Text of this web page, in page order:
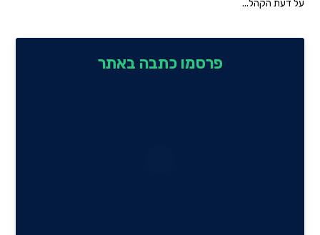
על דעת הקהל...
פרסמו כתבה באתר